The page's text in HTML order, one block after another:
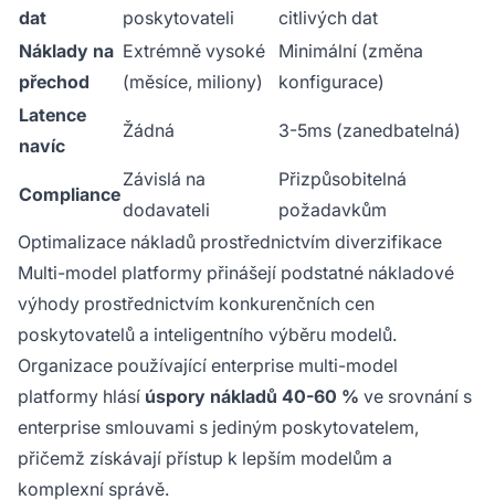
dat
poskytovateli
citlivých dat
Náklady na
přechod
Extrémně vysoké
(měsíce, miliony)
Minimální (změna
konfigurace)
Latence
navíc
Žádná 3-5ms (zanedbatelná)
Compliance
Závislá na
dodavateli
Přizpůsobitelná
požadavkům
Optimalizace nákladů prostřednictvím diverzifikace
Multi-model platformy přinášejí podstatné nákladové
výhody prostřednictvím konkurenčních cen
poskytovatelů a inteligentního výběru modelů.
Organizace používající enterprise multi-model
platformy hlásí úspory nákladů 40-60 % ve srovnání s
enterprise smlouvami s jediným poskytovatelem,
přičemž získávají přístup k lepším modelům a
komplexní správě.